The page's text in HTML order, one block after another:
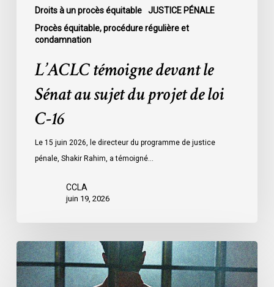
Droits à un procès équitable
JUSTICE PÉNALE
Procès équitable, procédure régulière et
condamnation
L’ACLC témoigne devant le
Sénat au sujet du projet de loi
C-16
Le 15 juin 2026, le directeur du programme de justice
pénale, Shakir Rahim, a témoigné…
CCLA
juin 19, 2026
L’ACLC
demande
aux